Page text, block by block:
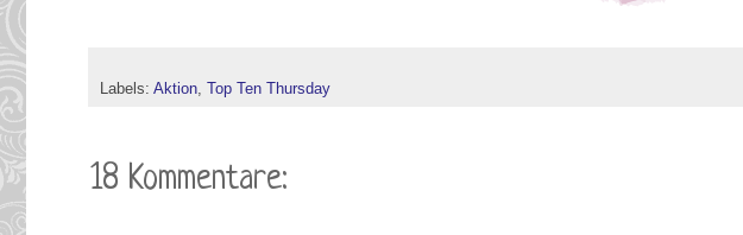
Labels: Aktion Top Ten Thursday
18 Kommentare: